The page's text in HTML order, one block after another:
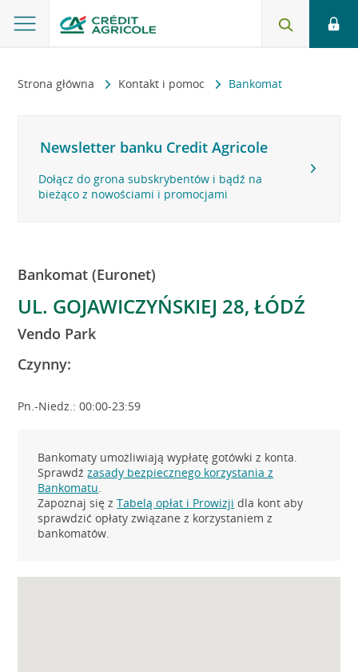
Strona główna Kontakt i pomoc Bankomat
Newsletter banku Credit Agricole
Dołącz do grona subskrybentów i bądź na
bieżąco z nowościami i promocjami
Bankomat (Euronet)
UL. GOJAWICZYŃSKIEJ 28, ŁÓDŹ
Vendo Park
Czynny:
Pn.-Niedz.: 00:00-23:59
Bankomaty umożliwiają wypłatę gotówki z konta.
Sprawdźzasady bezpiecznego korzystania z
Bankomatu.
Zapoznaj się zTabelą opłat i Prowizji dla kont aby
sprawdzić opłaty związane z korzystaniem z
bankomatów.